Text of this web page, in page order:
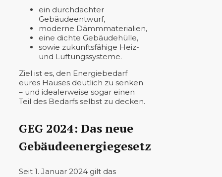
ein durchdachter
Gebäudeentwurf,
moderne Dämmmaterialien,
eine dichte Gebäudehülle,
sowie zukunftsfähige Heiz-
und Lüftungssysteme.
Ziel ist es, den Energiebedarf
eures Hauses deutlich zu senken
– und idealerweise sogar einen
Teil des Bedarfs selbst zu decken.
GEG 2024: Das neue
Gebäudeenergiegesetz
Seit 1. Januar 2024 gilt das